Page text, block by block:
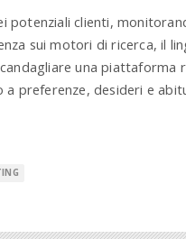
potenziali clienti,
sui motori di ricerca, il
una piattaforma
preferenze, desideri e